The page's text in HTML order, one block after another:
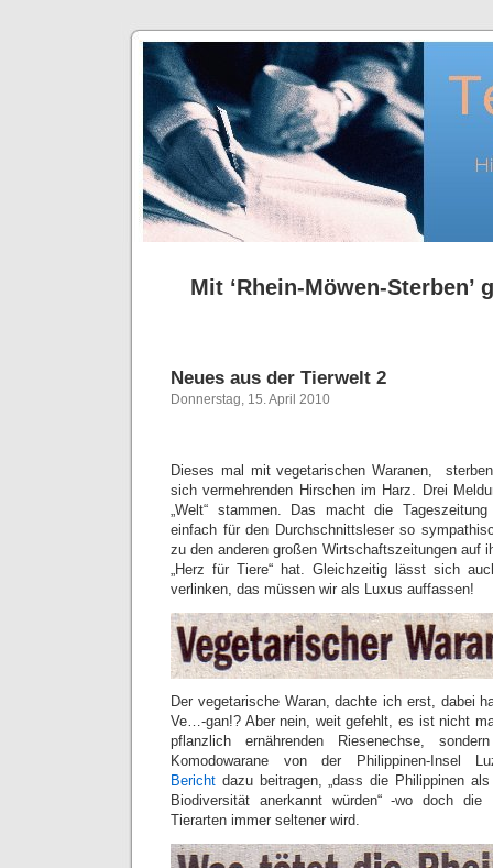
Mit ‘Rhein-Möwen-Sterben’
Neues aus der Tierwelt 2
Donnerstag, 15. April 2010
Dieses mal mit vegetarischen Waranen,
sich vermehrenden Hirschen im Harz. Drei
„Welt“ stammen. Das macht die
einfach für den Durchschnittsleser so
zu den anderen großen Wirtschaftszeitungen auf
„Herz für Tiere“ hat. Gleichzeitig lässt sich
verlinken, das müssen wir als Luxus auffassen!
Der vegetarische Waran, dachte ich erst, dabei
Ve…-gan!? Aber nein, weit gefehlt, es ist nicht
pflanzlich ernährenden Riesenechse,
Komodowarane von der Philippinen-Insel
Bericht dazu beitragen, „dass die Philippinen
Biodiversität anerkannt würden“ -wo doch die
Tierarten immer seltener wird.